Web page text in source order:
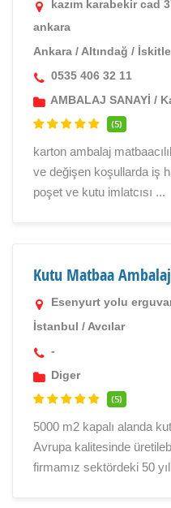
kazım karabekir cad
ankara
Ankara / Altındağ /
0535 406 32 11
AMBALAJ SANAYİ /
(5)
karton ambalaj
ve değişen koşullarda iş
poşet ve kutu imlatcısı ...
Kutu Matbaa
Esenyurt yolu
İstanbul / Avcılar
-
Diger
(5)
5000 m2 kapalı alanda
Avrupa kalitesinde
firmamız sektördeki 50